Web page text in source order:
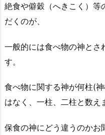
絶食や僻穀（へきこく）等
だくのが、
一般的には食べ物の神と
す。
食べ物に関する神が何柱(
はなく、一柱、二柱と数え
保食の神にどう違うのかお